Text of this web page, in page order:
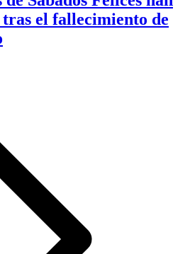
el fallecimiento de